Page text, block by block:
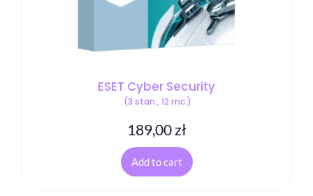
ESET Cyber Security
(3 stan., 12 mc.)
189,00 zł
Add to cart